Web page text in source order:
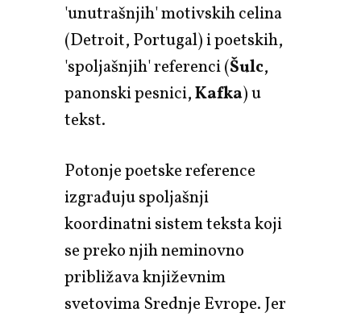
'unutrašnjih' motivskih celina
(Detroit, Portugal) i poetskih,
'spoljašnjih' referenci (Šulc,
panonski pesnici,Kafka) u
tekst.
Potonje poetske reference
izgrađuju spoljašnji
koordinatni sistem teksta koji
se preko njih neminovno
približava književnim
svetovima Srednje Evrope. Jer